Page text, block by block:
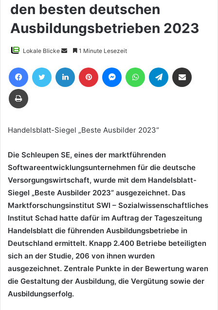
den besten deutschen
Ausbildungsbetrieben 2023
Lokale Blicke
Sende
eine
E-
1 Minute Lesezeit
FacebookTwitter LinkedIn Pinterest MessengerWhatsAppTelegram
Drucken
Handelsblatt-Siegel „Beste Ausbilder 2023“
Die Schleupen SE, eines der marktführenden
Softwareentwicklungsunternehmen für die deutsche
Versorgungswirtschaft, wurde mit dem Handelsblatt-
Siegel „Beste Ausbilder 2023“ ausgezeichnet. Das
Marktforschungsinstitut SWI – Sozialwissenschaftliches
Institut Schad hatte dafür im Auftrag der Tageszeitung
Handelsblatt die führenden Ausbildungsbetriebe in
Deutschland ermittelt. Knapp 2.400 Betriebe beteiligten
sich an der Studie, 206 von ihnen wurden
ausgezeichnet. Zentrale Punkte in der Bewertung waren
die Gestaltung der Ausbildung, die Vergütung sowie der
Ausbildungserfolg.